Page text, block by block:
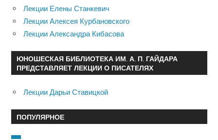
Лекции Елены Станкевич
Лекции Алексея Курбановского
Лекции Александра Кибасова
ЮНОШЕСКАЯ БИБЛИОТЕКА ИМ. А. П. ГАЙДАРА
ПРЕДСТАВЛЯЕТ ЛЕКЦИИ О ПИСАТЕЛЯХ
Лекции Дарьи Ставицкой
ПОПУЛЯРНОЕ